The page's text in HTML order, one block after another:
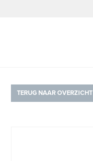
TERUG NAAR OVERZICHT